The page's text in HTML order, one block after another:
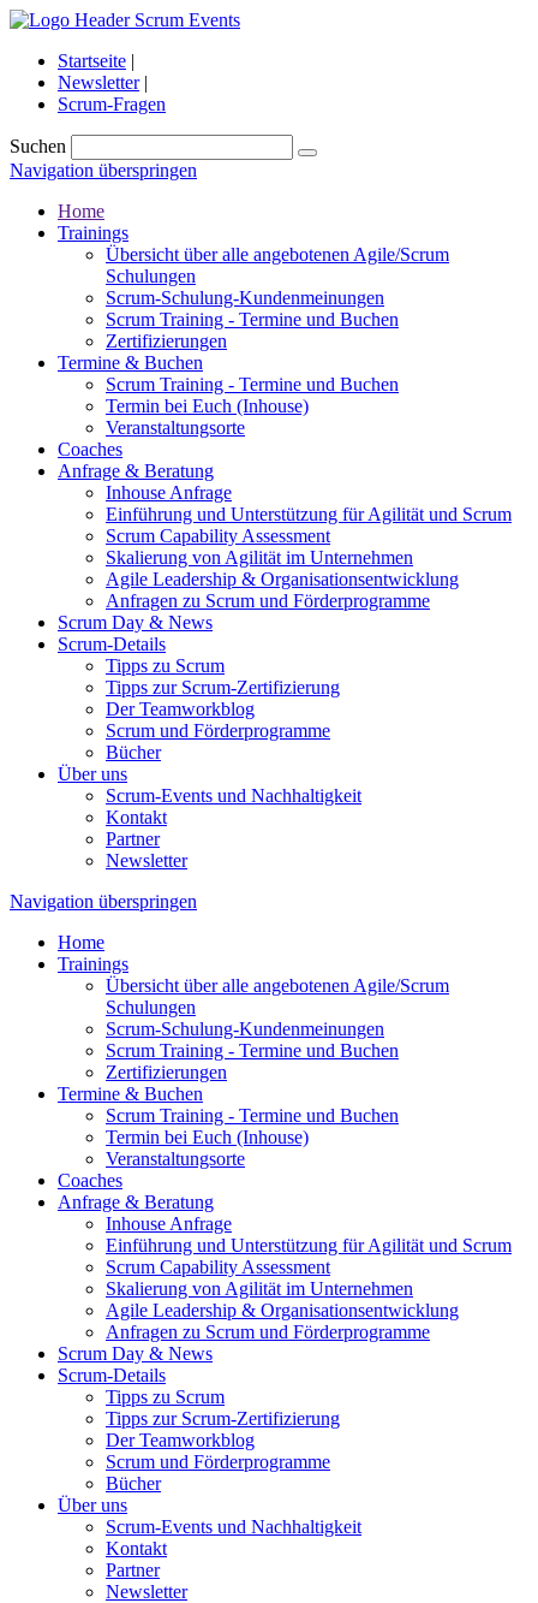
Startseite |
Newsletter|
Scrum-Fragen
Suchen
Navigation überspringen
Home
Trainings
Übersicht über alle angebotenen Agile/Scrum
Schulungen
Scrum-Schulung-Kundenmeinungen
Scrum Training - Termine und Buchen
Zertifizierungen
Termine & Buchen
Scrum Training - Termine und Buchen
Termin bei Euch (Inhouse)
Veranstaltungsorte
Coaches
Anfrage & Beratung
Inhouse Anfrage
Einführung und Unterstützung für Agilität und Scrum
Scrum Capability Assessment
Skalierung von Agilität im Unternehmen
Agile Leadership & Organisationsentwicklung
Anfragen zu Scrum und Förderprogramme
Scrum Day & News
Scrum-Details
Tipps zu Scrum
Tipps zur Scrum-Zertifizierung
Der Teamworkblog
Scrum und Förderprogramme
Bücher
Über uns
Scrum-Events und Nachhaltigkeit
Kontakt
Partner
Newsletter
Navigation überspringen
Home
Trainings
Übersicht über alle angebotenen Agile/Scrum
Schulungen
Scrum-Schulung-Kundenmeinungen
Scrum Training - Termine und Buchen
Zertifizierungen
Termine & Buchen
Scrum Training - Termine und Buchen
Termin bei Euch (Inhouse)
Veranstaltungsorte
Coaches
Anfrage & Beratung
Inhouse Anfrage
Einführung und Unterstützung für Agilität und Scrum
Scrum Capability Assessment
Skalierung von Agilität im Unternehmen
Agile Leadership & Organisationsentwicklung
Anfragen zu Scrum und Förderprogramme
Scrum Day & News
Scrum-Details
Tipps zu Scrum
Tipps zur Scrum-Zertifizierung
Der Teamworkblog
Scrum und Förderprogramme
Bücher
Über uns
Scrum-Events und Nachhaltigkeit
Kontakt
Partner
Newsletter